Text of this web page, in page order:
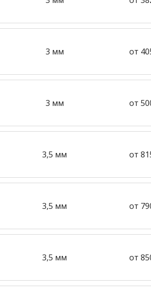
3 мм от
3 мм от
3,5 мм от
3,5 мм от
3,5 мм от